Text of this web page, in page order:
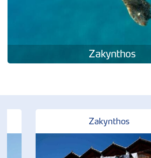
Zakynthos
Zakynthos